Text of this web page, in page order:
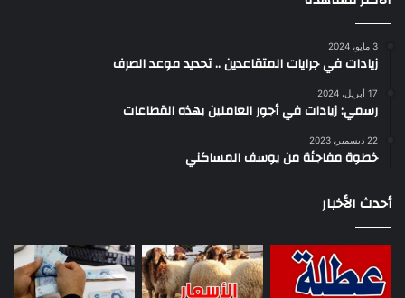
3 مايو، 2024
زيادات في جرايات المتقاعدين .. تحديد موعد الصرف
17 أبريل، 2024
رسمي: زيادات في أجور العاملين بهذه القطاعات
22 ديسمبر، 2023
خطوة مفاجئة من يوسف المساكني
أحدث الأخبار